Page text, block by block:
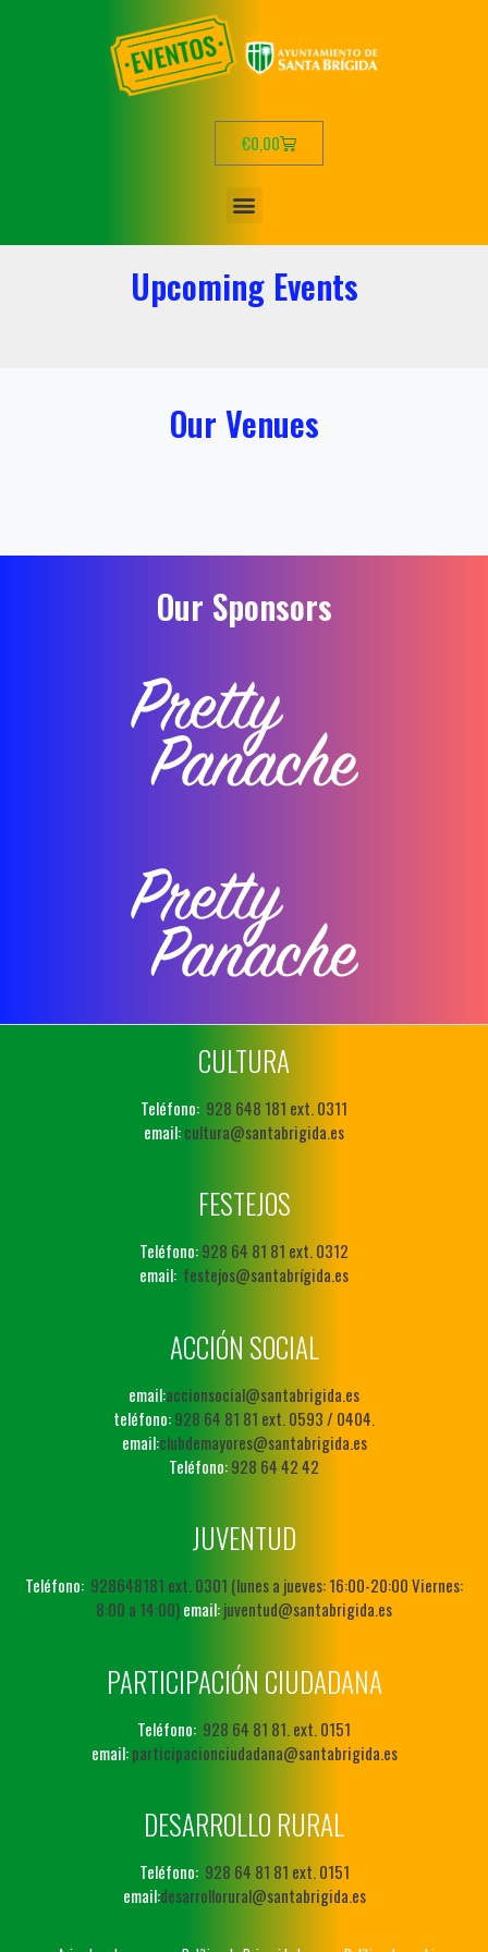
€0,00
Upcoming Events
Our Venues
Our Sponsors
CULTURA
Teléfono: 928 648 181 ext. 0311
email:cultura@santabrigida.es
FESTEJOS
Teléfono:928 64 81 81 ext. 0312
email: festejos@santabrígida.es
ACCIÓN SOCIAL
email:accionsocial@santabrigida.es
teléfono:928 64 81 81 ext. 0593 / 0404.
email:clubdemayores@santabrigida.es
Teléfono:928 64 42 42
JUVENTUD
Teléfono: 928648181 ext. 0301 (lunes a jueves: 16:00-20:00 Viernes:
8:00 a 14:00)email:juventud@santabrigida.es
PARTICIPACIÓN CIUDADANA
Teléfono: 928 64 81 81. ext. 0151
email:participacionciudadana@santabrigida.es
DESARROLLO RURAL
Teléfono:928 64 81 81 ext. 0151
email:desarrollorural@santabrigida.es